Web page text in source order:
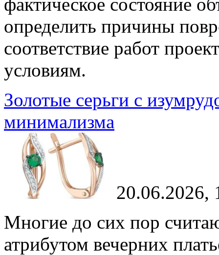
определить причины
соответствие работ
условиям.
Золотые серьги с
минимализма
20.06.2026,
Многие до сих пор
атрибутом вечерних